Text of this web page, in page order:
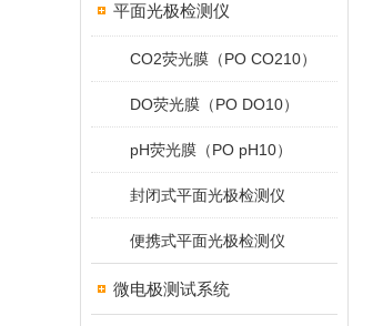
平面光极检测仪
CO2荧光膜（PO CO210）
DO荧光膜（PO DO10）
pH荧光膜（PO pH10）
封闭式平面光极检测仪
便携式平面光极检测仪
微电极测试系统